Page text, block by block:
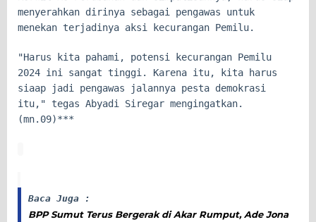
menyerahkan dirinya sebagai pengawas untuk
menekan terjadinya aksi kecurangan Pemilu.
"Harus kita pahami, potensi kecurangan Pemilu
2024 ini sangat tinggi. Karena itu, kita harus
siaap jadi pengawas jalannya pesta demokrasi
itu," tegas Abyadi Siregar mengingatkan.
(mn.09)***
Baca Juga :
BPP Sumut Terus Bergerak di Akar Rumput, Ade Jona